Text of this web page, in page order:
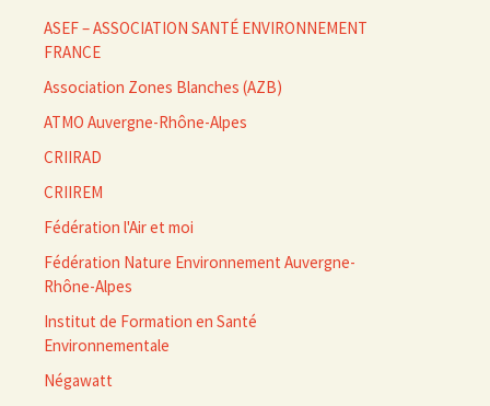
ASEF – ASSOCIATION SANTÉ ENVIRONNEMENT
FRANCE
Association Zones Blanches (AZB)
ATMO Auvergne-Rhône-Alpes
CRIIRAD
CRIIREM
Fédération l'Air et moi
Fédération Nature Environnement Auvergne-
Rhône-Alpes
Institut de Formation en Santé
Environnementale
Négawatt